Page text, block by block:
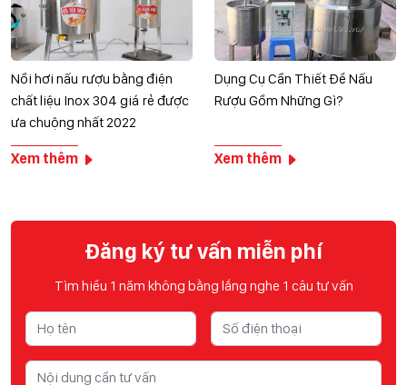
Nồi hơi nấu rượu bằng điện
chất liệu Inox 304 giá rẻ được
ưa chuộng nhất 2022
Xem thêm
Dụng Cụ Cần Thiết Để Nấu
Rượu Gồm Những Gì?
Xem thêm
Đăng ký tư vấn miễn phí
Tìm hiểu 1 năm không bằng lắng nghe 1 câu tư vấn